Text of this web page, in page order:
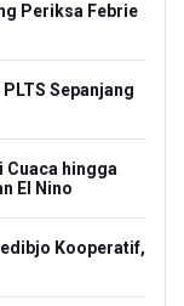
Periksa Febrie
Sepanjang
Cuaca hingga
El Nino
Kooperatif,